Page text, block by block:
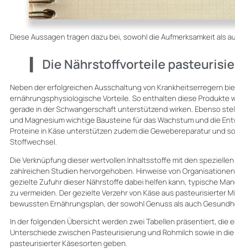
Diese Aussagen tragen dazu bei, sowohl die Aufmerksamkeit als
Die Nährstoffvorteile
Neben der erfolgreichen Ausschaltung von Krankheitserregern
ernährungsphysiologische Vorteile. So enthalten diese Produkte
gerade in der Schwangerschaft unterstützend wirken. Ebenso
und Magnesium wichtige Bausteine für das Wachstum und die
Proteine in Käse unterstützen zudem die Gewebereparatur und
Stoffwechsel.
Die Verknüpfung dieser wertvollen Inhaltsstoffe mit den
zahlreichen Studien hervorgehoben. Hinweise von
gezielte Zufuhr dieser Nährstoffe dabei helfen kann, typische
zu vermeiden. Der gezielte Verzehr von Käse aus pasteurisierter
bewussten Ernährungsplan, der sowohl Genuss als auch
In der folgenden Übersicht werden zwei Tabellen präsentiert, die
Unterschiede zwischen Pasteurisierung und Rohmilch sowie in
pasteurisierter Käsesorten geben.